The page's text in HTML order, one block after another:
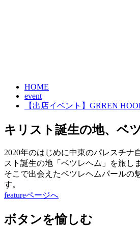
HOME
event
【出店イベント】GRREN
キリスト誕生の地、ベ
2020年のはじめに中東のパレスチナ
スト誕生の地「ベツレヘム」を旅し
そこで出会えたベツレヘムパールの
す。
featureページへ
ボタンを愉しむ